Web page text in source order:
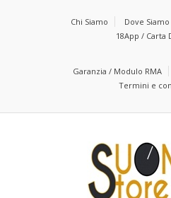
Chi Siamo Dove Siamo
18App / Carta
Garanzia / Modulo RMA
Termini e